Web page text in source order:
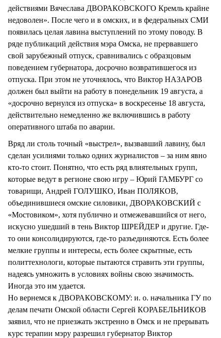
действиями Вячеслава ДВОРАКОВСКОГО Кремль крайне
недоволен». После чего и в омских, и в федеральных СМИ
появилась целая лавина выступлений по этому поводу. В
ряде публикаций действия мэра Омска, не прервавшего
свой зарубежный отпуск, сравнивались с образцовым
поведением губернатора, досрочно возвратившегося из
отпуска. При этом не уточнялось, что Виктор НАЗАРОВ
должен был выйти на работу в понедельник 19 августа, а
«досрочно вернулся из отпуска» в воскресенье 18 августа,
действительно немедленно же включившись в работу
оперативного штаба по аварии.
Вряд ли столь точный «выстрел», вызвавший лавину, был
сделан усилиями только одних журналистов – за ним явно
кто-то стоит. Понятно, что есть ряд влиятельных групп,
которые ведут в регионе свою игру – Юрий ГАМБУРГ со
товарищи, Андрей ГОЛУШКО, Иван ПОЛЯКОВ,
объединившиеся омские силовики, ДВОРАКОВСКИЙ с
«Мостовиком», хотя публично и отмежевавшийся от него,
искусно ушедший в тень Виктор ШРЕЙДЕР и другие. Где-
то они консолидируются, где-то разъединяются. Есть более
мелкие группы и интересы, есть более скрытные, есть
политтехнологи, которые пытаются стравить эти группы,
надеясь умножить в условиях войны свою значимость.
Иногда это им удается.
Но вернемся к ДВОРАКОВСКОМУ: и. о. начальника ГУ по
делам печати Омской области Сергей КОРАБЕЛЬНИКОВ
заявил, что не приезжать экстренно в Омск и не прерывать
курс терапии мэру разрешил губернатор Виктор